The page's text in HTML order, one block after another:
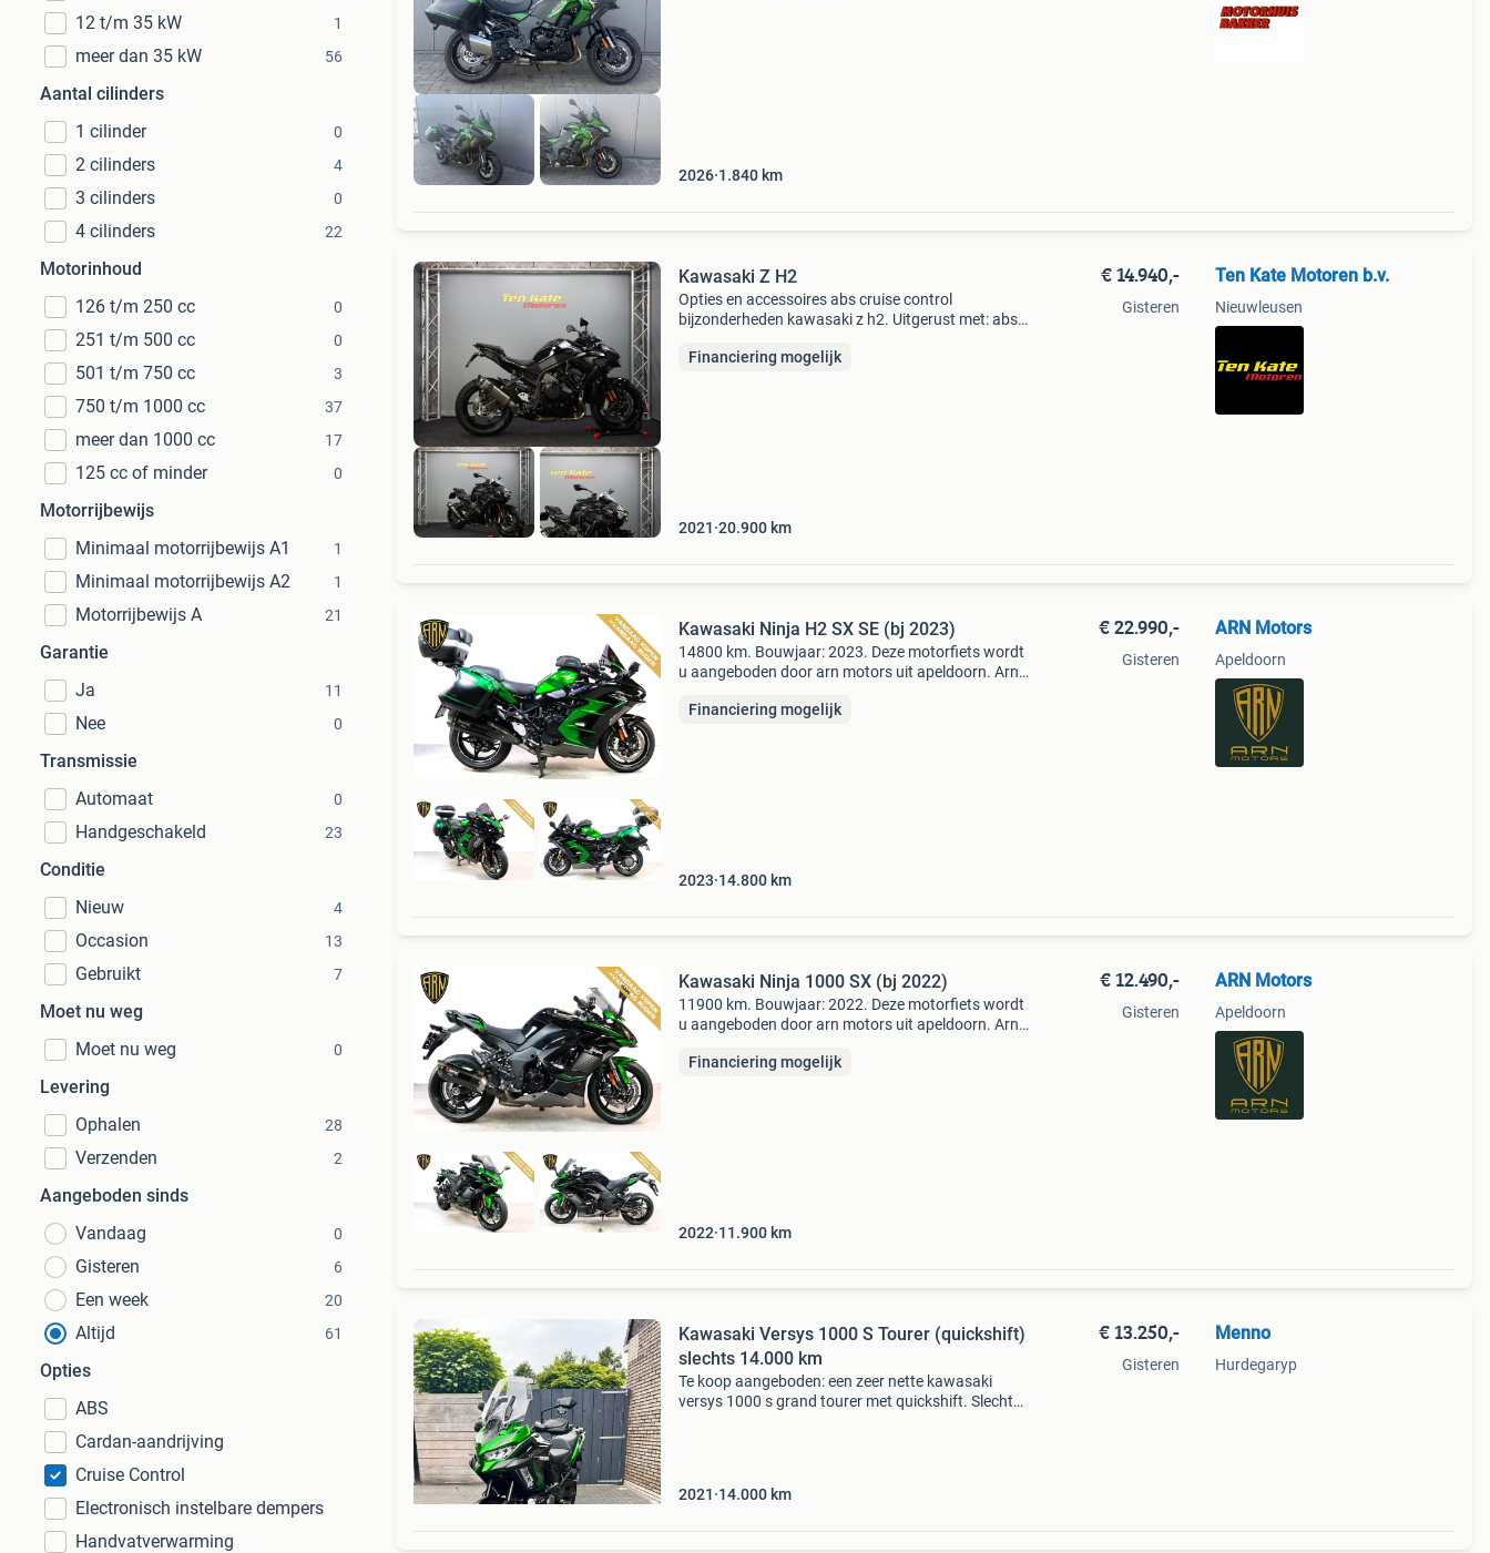
12 t/m 35 kW 1
meer dan 35 kW 56
Aantal cilinders
1 cilinder
0
2 cilinders 4
3 cilinders 0
4 cilinders 22
Motorinhoud
126 t/m 250 cc
0
251 t/m 500 cc 0
501 t/m 750 cc 3
750 t/m 1000 cc 37
meer dan 1000 cc 17
125 cc of minder 0
Motorrijbewijs
Minimaal motorrijbewijs A1
1
Minimaal motorrijbewijs A2 1
Motorrijbewijs A 21
Garantie
Ja
11
Nee 0
Transmissie
Automaat
0
Handgeschakeld 23
Conditie
Nieuw
4
Occasion 13
Gebruikt 7
Moet nu weg
Moet nu weg
0
Levering
Ophalen
28
Verzenden 2
Aangeboden sinds
Vandaag
0
Gisteren 6
Een week 20
Altijd 61
Opties
ABS
Cardan-aandrijving
Cruise Control
Electronisch instelbare dempers
Handvatverwarming
2026 1.840 km
Kawasaki Z H2
Opties en accessoires abs cruise control
bijzonderheden kawasaki z h2. Uitgerust met: abs,
aanwezig, valdoppen, sportuitlaat en korte
Financiering mogelijk
2021 20.900 km
€ 14.940,-
Gisteren
Ten Kate Motoren b.v.
Nieuwleusen
Kawasaki Ninja H2 SX SE (bj 2023)
14800 km. Bouwjaar: 2023. Deze motorfiets wordt
u aangeboden door arn motors uit apeldoorn. Arn
maanden bovag garantie op vrijwel alle occasions.
Financiering mogelijk
2023 14.800 km
€ 22.990,-
Gisteren
ARN Motors
Apeldoorn
Kawasaki Ninja 1000 SX (bj 2022)
11900 km. Bouwjaar: 2022. Deze motorfiets wordt
u aangeboden door arn motors uit apeldoorn. Arn
maanden bovag garantie op vrijwel alle occasions.
Financiering mogelijk
2022 11.900 km
€ 12.490,-
Gisteren
ARN Motors
Apeldoorn
Kawasaki Versys 1000 S Tourer (quickshift)
slechts 14.000 km
Te koop aangeboden: een zeer nette kawasaki
versys 1000 s grand tourer met quickshift. Slechts
2021 14.000 km
€ 13.250,-
Gisteren
Menno
Hurdegaryp